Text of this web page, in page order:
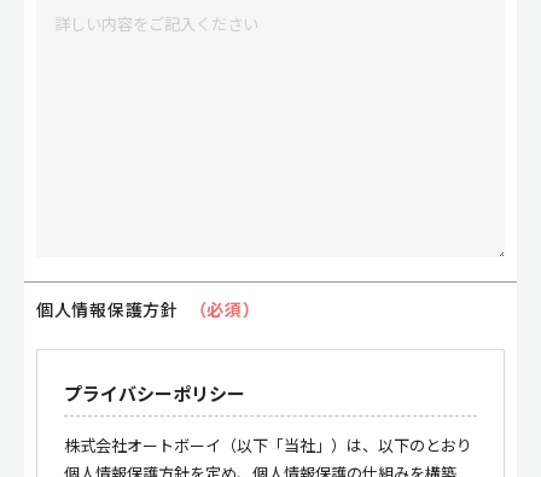
個人情報保護方針 （必須）
プライバシーポリシー
株式会社オートボーイ（以下「当社」）は、以下のとおり